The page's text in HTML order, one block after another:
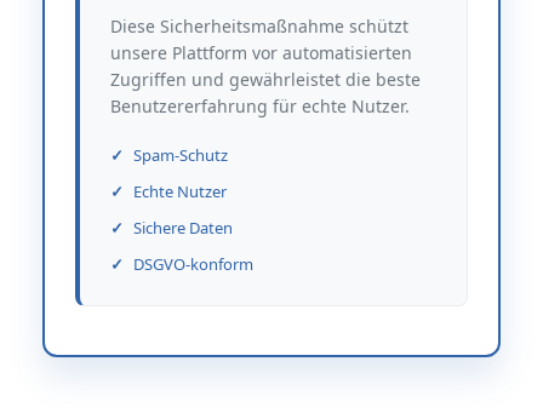
Diese Sicherheitsmaßnahme schützt
unsere Plattform vor automatisierten
Zugriffen und gewährleistet die beste
Benutzererfahrung für echte Nutzer.
Spam-Schutz
Echte Nutzer
Sichere Daten
DSGVO-konform